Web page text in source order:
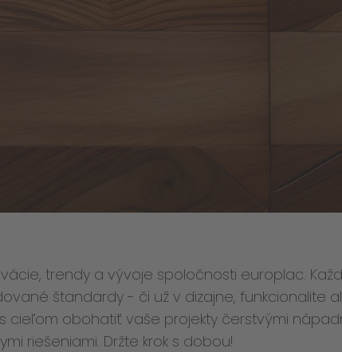
trendy a vývoje spoločnosti europlac.
štandardy - či už v dizajne, funkcionalite
cieľom obohatiť vaše projekty čerstvými
riešeniami. Držte krok s dobou!